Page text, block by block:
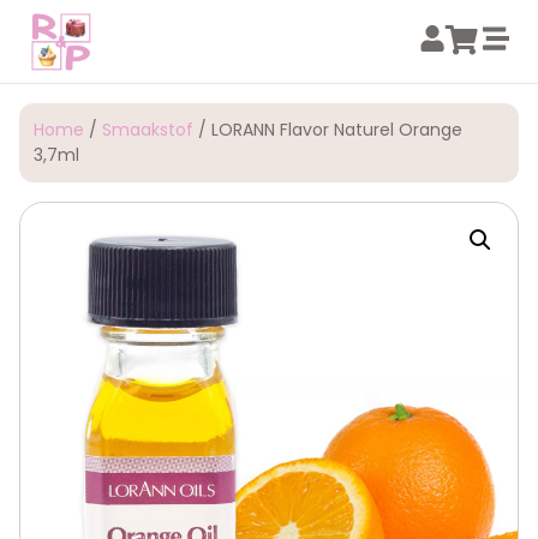
Home / Smaakstof / LORANN Flavor Naturel Orange
3,7ml